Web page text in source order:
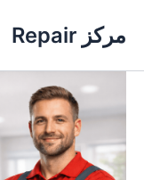
المحتوى
مركز Repair